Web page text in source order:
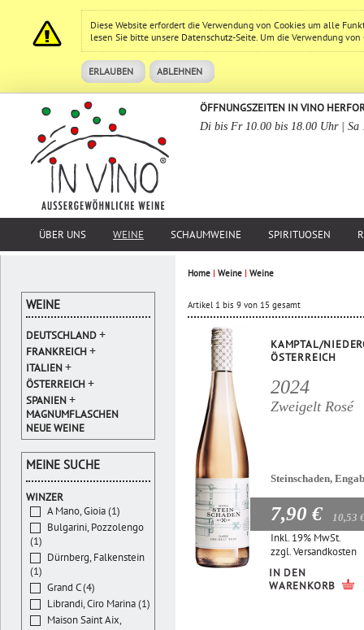
Diese Website erfordert die Verwendung von Cookies um alle
lesen Sie bitte unsere Datenschutz-Seite. Um die Verwendung
ERLAUBEN ABLEHNEN
ÖFFNUNGSZEITEN IN VINO
Di bis Fr 10.00 bis 18.00 Uhr | Sa
ÜBER UNS WEINE SCHAUMWEINE SPIRITUOSEN
Home | Weine | Weine
Artikel 1 bis 9 von 15 gesamt
KAMPTAL/
ÖSTERREICH
2024
Zweigelt Rosé
Steinschaden,
7,90 € 10,53
Inkl. 19% MwSt.
zzgl.Versandkosten
IN DEN
WARENKORB
WEINE
DEUTSCHLAND+
FRANKREICH+
ITALIEN+
ÖSTERREICH+
SPANIEN+
MAGNUMFLASCHEN
NEUE WEINE
MEINE SUCHE
WINZER
A Mano, Gioia (1)
Bulgarini, Pozzolengo
(1)
Dürnberg, Falkenstein
(1)
Grand C (4)
Librandi, Ciro Marina (1)
Maison Saint Aix,